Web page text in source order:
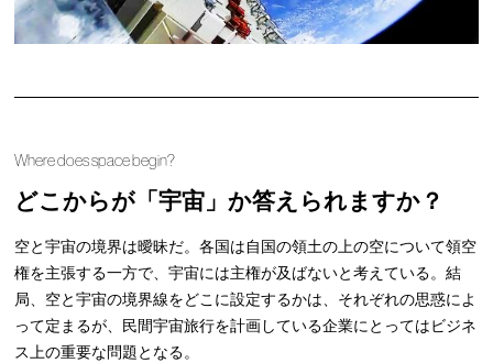
Where does space begin?
どこからが「宇宙」か答えられますか？
空と宇宙の境界は曖昧だ。各国は自国の領土の上の空について領空
権を主張する一方で、宇宙には主権が及ばないと考えている。結
局、空と宇宙の境界線をどこに設定するかは、それぞれの思惑によ
って定まるが、民間宇宙旅行を計画している企業にとってはビジネ
ス上の重要な問題となる。